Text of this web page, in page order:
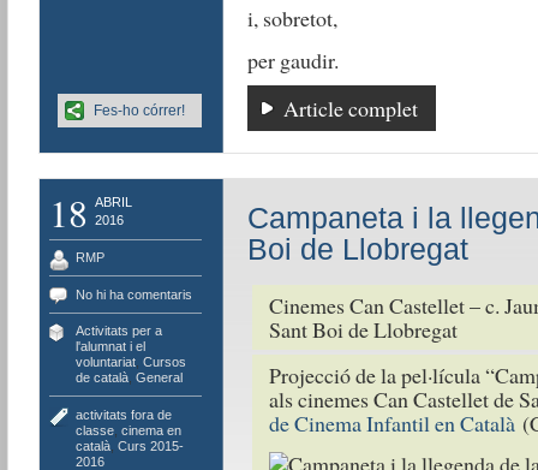
i, sobretot,
per gaudir.
Article complet
Fes-ho córrer!
18
ABRIL
2016
RMP
No hi ha comentaris
Activitats per a
l'alumnat i el
voluntariat, Cursos
de català, General
activitats fora de
classe, cinema en
català, Curs 2015-
2016
Campaneta i la
Boi de Llobregat
Cinemes Can Castellet – c.
Sant Boi de Llobregat
Projecció de la pel·lícula
als cinemes Can Castellet de
de Cinema Infantil en Català